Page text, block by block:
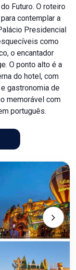
Futuro. O roteiro
contemplar a
Presidencial
como
o encantador
O ponto alto é a
do hotel, com
gastronomia de
memorável com
português.